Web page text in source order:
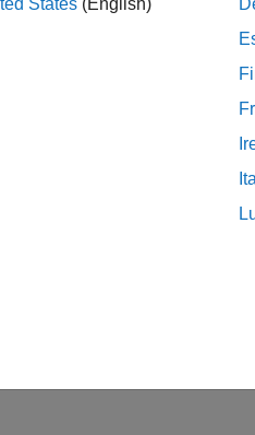
States (English)